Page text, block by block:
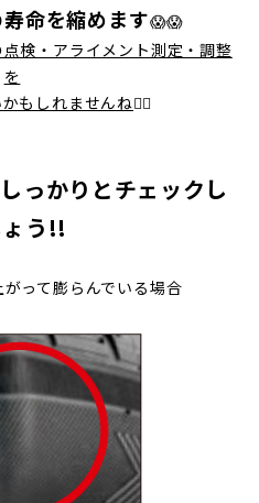
命を縮めます😱😱
検・アライメント測定・調整
を
もしれませんね💁‍♀️
っかりとチェックし
う!!
って膨らんでいる場合